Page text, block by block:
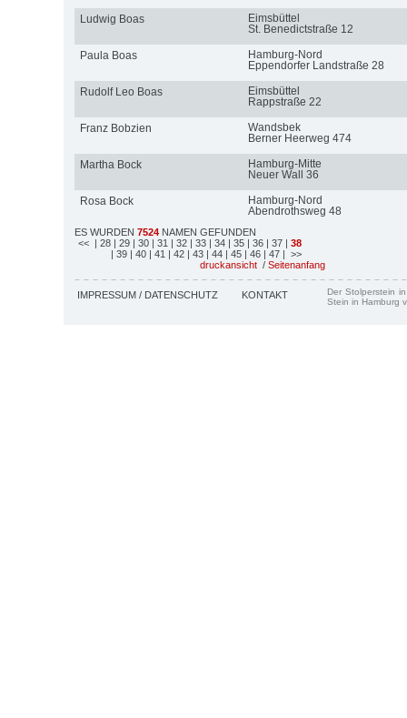
Ludwig Boas
Eimsbüttel
St. Benedictstraße 12
Paula Boas
Hamburg-Nord
Eppendorfer Landstraße 28
Rudolf Leo Boas
Eimsbüttel
Rappstraße 22
Franz Bobzien
Wandsbek
Berner Heerweg 474
Martha Bock
Hamburg-Mitte
Neuer Wall 36
Rosa Bock
Hamburg-Nord
Abendrothsweg 48
ES WURDEN 7524 NAMEN GEFUNDEN
<< | 28 | 29 | 30 | 31 | 32 | 33 | 34 | 35 | 36 | 37 | 38
| 39 | 40 | 41 | 42 | 43 | 44 | 45 | 46 | 47 | >>
druckansicht / Seitenanfang
IMPRESSUM / DATENSCHUTZ KONTAKT
Der Stolperstein
Stein in Hamburg